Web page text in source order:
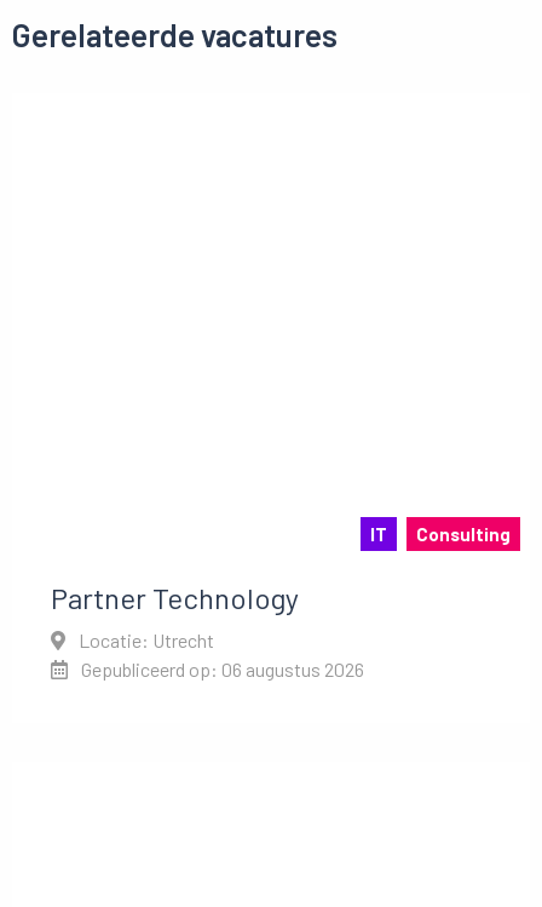
Gerelateerde vacatures
IT Consulting
Partner Technology
Locatie: Utrecht
Gepubliceerd op: 06 augustus 2026